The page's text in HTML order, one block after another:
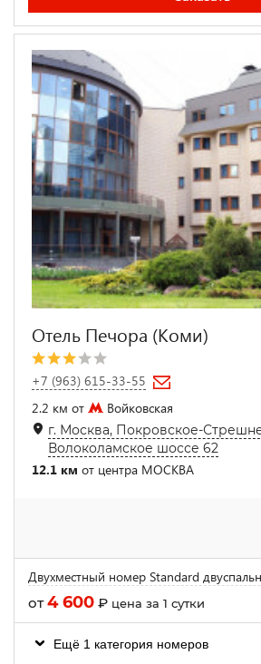
Отель Печора (Коми)
+7 (963) 615-33-55
2.2 км от
Войковская
г. Москва, Покровское-
Волоколамское шоссе 62
12.1 км от центра МОСКВА
Двухместный номер Standard
от4 600 ₽ цена за 1 сутки
Ещё 1 категория номеров